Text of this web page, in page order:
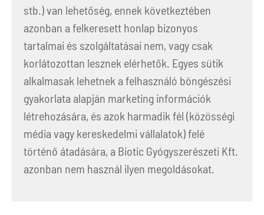
stb.) van lehetőség, ennek következtében
azonban a felkeresett honlap bizonyos
tartalmai és szolgáltatásai nem, vagy csak
korlátozottan lesznek elérhetők. Egyes sütik
alkalmasak lehetnek a felhasználó böngészési
gyakorlata alapján marketing információk
létrehozására, és azok harmadik fél (közösségi
média vagy kereskedelmi vállalatok) felé
történő átadására, a Biotic Gyógyszerészeti Kft.
azonban nem használ ilyen megoldásokat.